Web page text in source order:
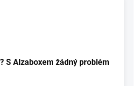
S Alzaboxem žádný problém